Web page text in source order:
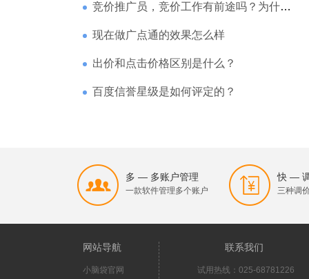
竞价推广员，竞价工作有前途吗？为什么待遇那么高
现在做广点通的效果怎么样
出价和点击价格区别是什么？
百度信誉星级是如何评定的？
多 — 多账户管理
一款软件管理多个账户
快 —
三种调
网站导航
小脑袋官网
联系我们
试用热线：025-68781226